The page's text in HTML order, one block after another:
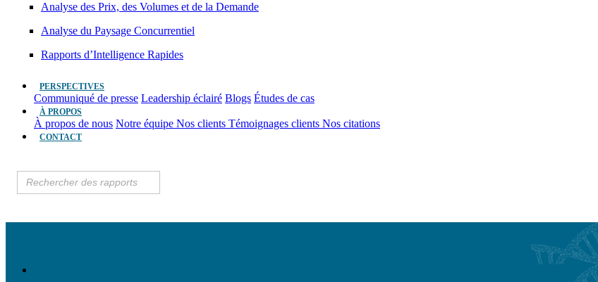
Analyse des Prix, des Volumes et de la Demande
Analyse du Paysage Concurrentiel
Rapports d’Intelligence Rapides
PERSPECTIVES
Communiqué de presse Leadership éclairé Blogs Études de cas
À PROPOS
À propos de nous Notre équipe Nos clients Témoignages clients Nos citations
CONTACT